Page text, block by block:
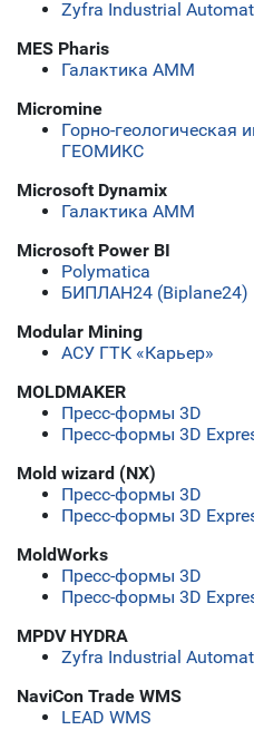
Zyfra Industrial
MES Pharis
Галактика АММ
Micromine
Горно-геологическая
ГЕОМИКС
Microsoft Dynamix
Галактика АММ
Microsoft Power BI
Polymatica
БИПЛАН24 (Biplane24)
Modular Mining
АСУ ГТК «Карьер»
MOLDMAKER
Пресс-формы 3D
Пресс-формы 3D
Mold wizard (NX)
Пресс-формы 3D
Пресс-формы 3D
MoldWorks
Пресс-формы 3D
Пресс-формы 3D
MPDV HYDRA
Zyfra Industrial
NaviCon Trade WMS
LEAD WMS